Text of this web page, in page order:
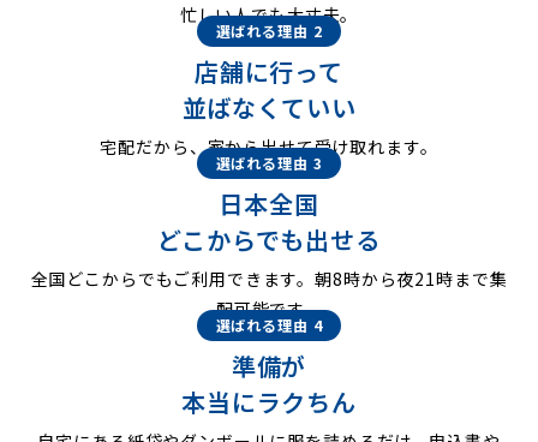
忙しい人でも大丈夫。
選ばれる理由 2
店舗に行って
並ばなくていい
宅配だから、家から出せて受け取れます。
選ばれる理由 3
日本全国
どこからでも出せる
全国どこからでもご利用できます。朝8時から夜21時まで集
配可能です。
選ばれる理由 4
準備が
本当にラクちん